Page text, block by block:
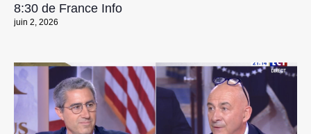
8:30 de France Info
juin 2, 2026